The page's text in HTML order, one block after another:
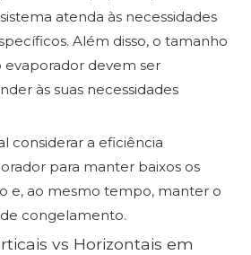
atenda às necessidades
Além disso, o tamanho
evaporador devem ser
às suas necessidades
considerar a eficiência
para manter baixos os
e, ao mesmo tempo, manter o
congelamento.
vs Horizontais em